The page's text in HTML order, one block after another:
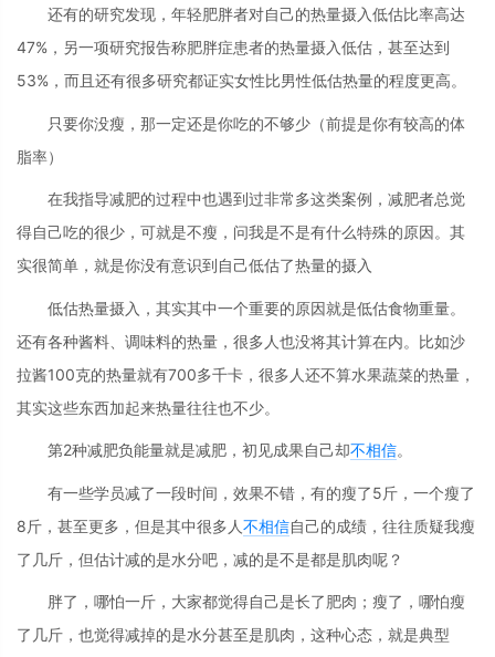
还有的研究发现，年轻肥胖者对自己的热量摄入低估比率高达
47%，另一项研究报告称肥胖症患者的热量摄入低估，甚至达到
53%，而且还有很多研究都证实女性比男性低估热量的程度更高。
只要你没瘦，那一定还是你吃的不够少（前提是你有较高的体
脂率）
在我指导减肥的过程中也遇到过非常多这类案例，减肥者总觉
得自己吃的很少，可就是不瘦，问我是不是有什么特殊的原因。其
实很简单，就是你没有意识到自己低估了热量的摄入
低估热量摄入，其实其中一个重要的原因就是低估食物重量。
还有各种酱料、调味料的热量，很多人也没将其计算在内。比如沙
拉酱100克的热量就有700多千卡，很多人还不算水果蔬菜的热量，
其实这些东西加起来热量往往也不少。
第2种减肥负能量就是减肥，初见成果自己却不相信。
有一些学员减了一段时间，效果不错，有的瘦了5斤，一个瘦了
8斤，甚至更多，但是其中很多人不相信自己的成绩，往往质疑我瘦
了几斤，但估计减的是水分吧，减的是不是都是肌肉呢？
胖了，哪怕一斤，大家都觉得自己是长了肥肉；瘦了，哪怕瘦
了几斤，也觉得减掉的是水分甚至是肌肉，这种心态，就是典型